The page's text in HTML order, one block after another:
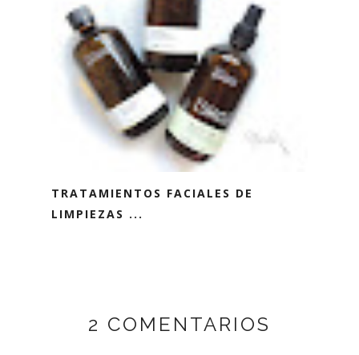
TRATAMIENTOS FACIALES DE
LIMPIEZAS ...
2 COMENTARIOS